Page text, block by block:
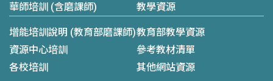
華師培訓 (含磨課師)
增能培訓說明 (教育部磨課師)
資源中心培訓
各校培訓
教學資源
教育部教學資源
參考教材清單
其他網站資源